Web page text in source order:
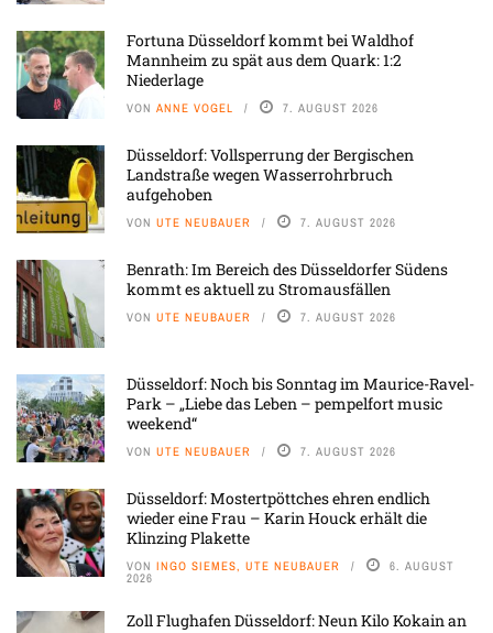
Fortuna Düsseldorf kommt bei Waldhof
Mannheim zu spät aus dem Quark: 1:2
Niederlage
VON ANNE VOGEL 7. AUGUST 2026
Düsseldorf: Vollsperrung der Bergischen
Landstraße wegen Wasserrohrbruch
aufgehoben
VON UTE NEUBAUER 7. AUGUST 2026
Benrath: Im Bereich des Düsseldorfer Südens
kommt es aktuell zu Stromausfällen
VON UTE NEUBAUER 7. AUGUST 2026
Düsseldorf: Noch bis Sonntag im Maurice-Ravel-
Park – „Liebe das Leben – pempelfort music
weekend“
VON UTE NEUBAUER 7. AUGUST 2026
Düsseldorf: Mostertpöttches ehren endlich
wieder eine Frau – Karin Houck erhält die
Klinzing Plakette
VON INGO SIEMES, UTE NEUBAUER 6. AUGUST
2026
Zoll Flughafen Düsseldorf: Neun Kilo Kokain an